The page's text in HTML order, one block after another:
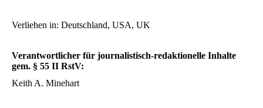
Verliehen in: Deutschland, USA, UK
Verantwortlicher für journalistisch-redaktionelle Inhalte
gem. § 55 II RstV:
Keith A. Minehart